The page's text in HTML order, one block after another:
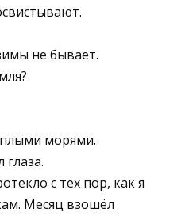
не бывает.
морями.
глаза.
с тех пор, как я
Месяц взошёл